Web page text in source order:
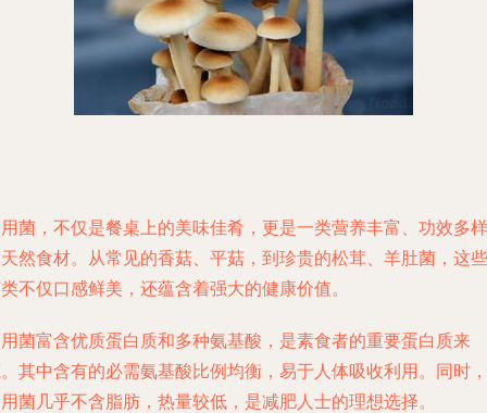
菌，不仅是餐桌上的美味佳肴，更是一类营养丰富、功效多样
然食材。从常见的香菇、平菇，到珍贵的松茸、羊肚菌，这些
不仅口感鲜美，还蕴含着强大的健康价值。
菌富含优质蛋白质和多种氨基酸，是素食者的重要蛋白质来
其中含有的必需氨基酸比例均衡，易于人体吸收利用。同时，
菌几乎不含脂肪，热量较低，是减肥人士的理想选择。